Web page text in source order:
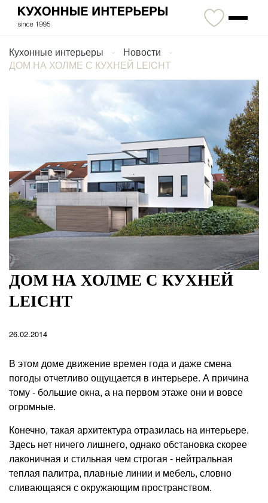
Кухонные интерьеры
Новости
ДОМ НА ХОЛМЕ С КУХНЕЙ LEICHT
ДОМ НА ХОЛМЕ С КУХНЕЙ
LEICHT
26.02.2014
В этом доме движение времен года и даже смена
погоды отчетливо ощущается в интерьере. А причина
тому - большие окна, а на первом этаже они и вовсе
огромные.
Конечно, такая архитектура отразилась на интерьере.
Здесь нет ничего лишнего, однако обстановка скорее
лаконичная и стильная чем строгая - нейтральная
теплая палитра, плавные линии и мебель, словно
сливающаяся с окружающим пространством.